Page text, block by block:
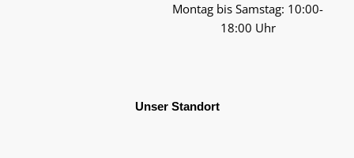
Montag bis Samstag: 10:00-
18:00 Uhr
Unser Standort